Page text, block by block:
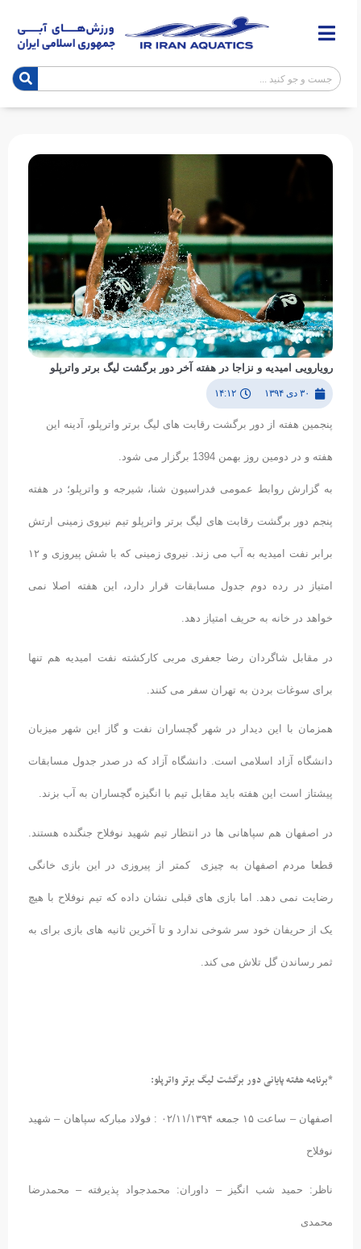
رویارویی امیدیه و نزاجا در هفته آخر دور برگشت لیگ برتر واترپلو
۳۰ دی ۱۳۹۴ ۱۴:۱۲
پنجمین هفته از دور برگشت رقابت های لیگ برتر واترپلو، آدینه این
هفته و در دومین روز بهمن 1394 برگزار می شود.
به گزارش روابط عمومی فدراسیون شنا، شیرجه و واترپلو؛ در هفته
پنجم دور برگشت رقابت های لیگ برتر واترپلو تیم نیروی زمینی ارتش
برابر نفت امیدیه به آب می زند. نیروی زمینی که با شش پیروزی و ۱۲
امتیاز در رده دوم جدول مسابقات قرار دارد، این هفته اصلا نمی
خواهد در خانه به حریف امتیاز دهد.
در مقابل شاگردان رضا جعفری مربی کارکشته نفت امیدیه هم تنها
برای سوغات بردن به تهران سفر می کنند.
همزمان با این دیدار در شهر گچساران نفت و گاز این شهر میزبان
دانشگاه آزاد اسلامی است. دانشگاه آزاد که در صدر جدول مسابقات
پیشتاز است این هفته باید مقابل تیم با انگیزه گچساران به آب بزند.
در اصفهان هم سپاهانی ها در انتظار تیم شهید نوفلاح جنگنده هستند.
قطعا مردم اصفهان به چیزی کمتر از پیروزی در این بازی خانگی
رضایت نمی دهد. اما بازی های قبلی نشان داده که تیم نوفلاح با هیچ
یک از حریفان خود سر شوخی ندارد و تا آخرین ثانیه های بازی برای به
ثمر رساندن گل تلاش می کند.
*برنامه هفته پایانی دور برگشت لیگ برتر واترپلو:
اصفهان – ساعت ۱۵ جمعه ۰۲/۱۱/۱۳۹۴ : فولاد مبارکه سپاهان – شهید
نوفلاح
ناظر: حمید شب انگیز – داوران: محمدجواد پذیرفته – محمدرضا
محمدی